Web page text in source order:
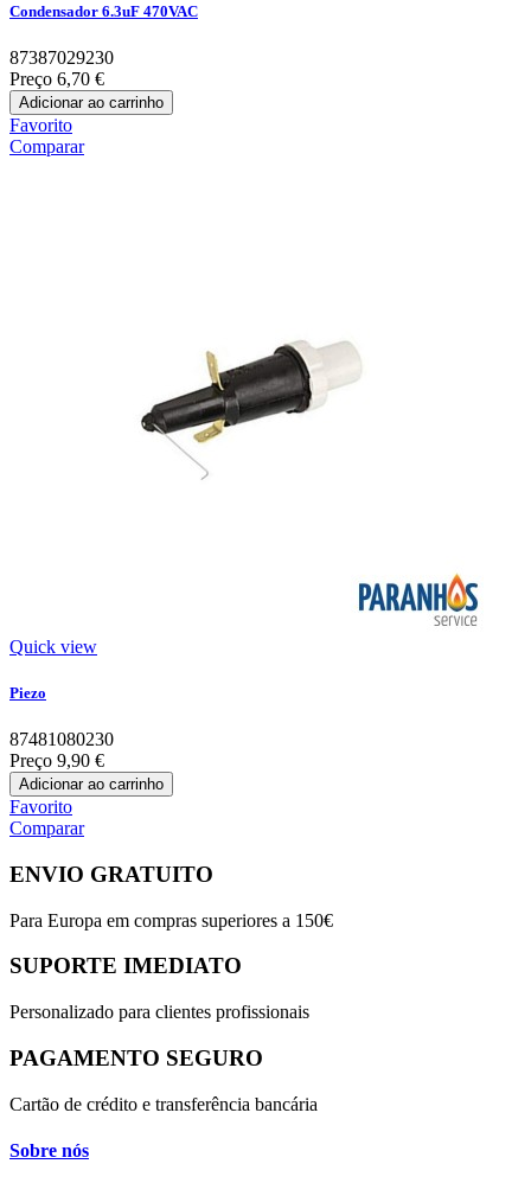
Condensador 6.3uF 470VAC
87387029230
Preço 6,70 €
Adicionar ao carrinho
Favorito
Comparar
Quick view
Piezo
87481080230
Preço 9,90 €
Adicionar ao carrinho
Favorito
Comparar
ENVIO GRATUITO
Para Europa em compras superiores a 150€
SUPORTE IMEDIATO
Personalizado para clientes profissionais
PAGAMENTO SEGURO
Cartão de crédito e transferência bancária
Sobre nós